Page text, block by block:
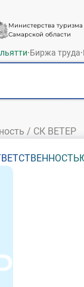
Министерства туризма
Самарской области
·Биржа труда·
/ СК ВЕТЕР